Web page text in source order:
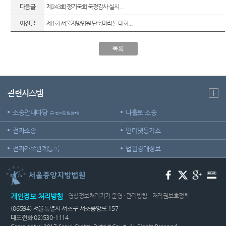
등기국/
소
시는 길
서울법
센터
보안검
색
영상
위한 우
선지원
센터
(종합민
판 전용
용
신청 안
내
영상재
판 절차
안내
용하는
양식모
음
공신청
판결서
원안내
도
정보공
개
다음글 제243회 정기국회 국정감사 실시...
이전글 제1회 서울지방법원 단축마라톤 대회...
목록
관련시스템
소송안내마당 (구 전자민원센터) 나홀로 소송
전자소송 인터넷등기소
전자가족관계등록 법원경매정보
개인정보 처리방침 영상정보처리기기 운영 · 관리방침
저작권보호정책
(06594) 서울특별시 서초구 서초중앙로 157
대표전화 02)530-1114